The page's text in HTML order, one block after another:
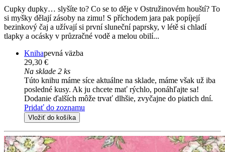
Cupky dupky… slyšíte to? Co se to děje v Ostružinovém houští? To
si myšky dělají zásoby na zimu! S příchodem jara pak popíjejí
bezinkový čaj a užívají si první sluneční paprsky, v létě si chladí
tlapky a ocásky v průzračné vodě a melou obilí...
Knihapevná väzba
29,30 €
Na sklade 2 ks
Túto knihu máme síce aktuálne na sklade, máme však už iba
posledné kusy. Ak ju chcete mať rýchlo, ponáhľajte sa!
Dodanie ďalších môže trvať dlhšie, zvyčajne do piatich dní.
Pridať do zoznamu
Vložiť do košíka